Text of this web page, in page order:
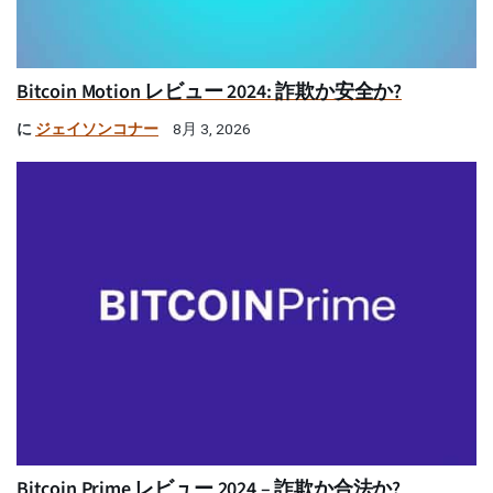
Bitcoin Motion レビュー 2024: 詐欺か安全か?
に ジェイソンコナー 8月 3, 2026